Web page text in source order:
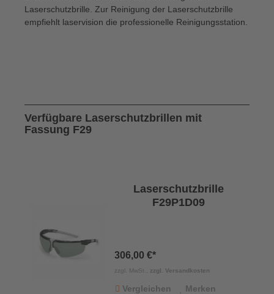
Laserschutzbrille. Zur Reinigung der Laserschutzbrille
empfiehlt laservision die professionelle Reinigungsstation.
Verfügbare Laserschutzbrillen mit
Fassung F29
Laserschutzbrille
F29P1D09
306,00 €*
zzgl. MwSt., zzgl. Versandkosten
Vergleichen Merken